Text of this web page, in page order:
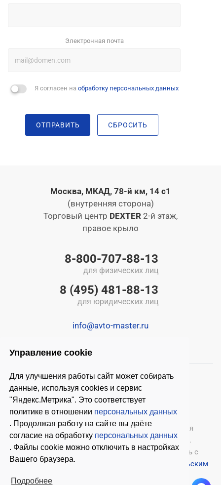
Управление cookie
Для улучшения работы сайт может собирать
данные, используя cookies и сервис
"Яндекс.Метрика". Это соответствует
политике в отношении персональных данных
. Продолжая работу на сайте вы даёте
согласие на обработку персональных данных
. Файлы cookie можно отключить в настройках
Вашего браузера.
Подробнее
Электронная почта
Я согласен на обработку персональных данных
ОТПРАВИТЬ СБРОСИТЬ
Москва, МКАД, 78-й км, 14 с1
(внутренняя сторона)
Торговый центр DEXTER 2-й этаж,
правое крыло
8-800-707-88-13
для физических лиц
8 (495) 481-88-13
для юридических лиц
info@avto-master.ru
© 2026 ООО «Автомастер» — оборудование для
автосервиса, шиномонтажное оборудование.
Оставляя заявки на нашем сайте, ознакомьтесь с
Политикой конфиденциальности
Пользовательским